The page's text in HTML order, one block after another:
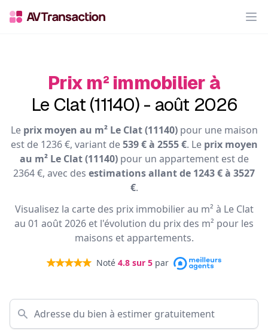
Prix m² immobilier à
Le Clat (11140) - août 2026
Le prix moyen au m² Le Clat (11140)pour une maison
est de 1236 €, variant de539 € à 2555 €. Le prix moyen
au m² Le Clat (11140)pour un appartement est de
2364 €, avec des estimations allant de 1243 € à 3527
€.
Visualisez la carte des prix immobilier au m² à Le Clat
au 01 août 2026 et l'évolution du prix des m² pour les
maisons et appartements.
Noté 4.8 sur 5 par